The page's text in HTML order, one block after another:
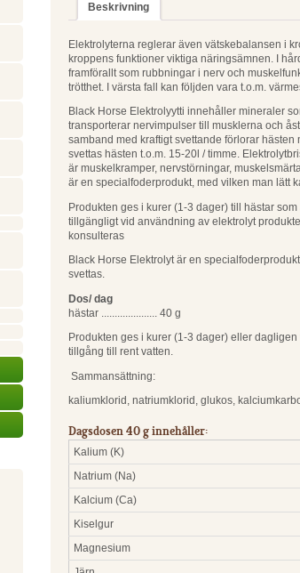
Beskrivning
Elektrolyterna reglerar även vätskebalansen i
kroppens funktioner viktiga näringsämnen. I
framförallt som rubbningar i nerv och
trötthet. I värsta fall kan följden vara t.o.m.
Black Horse Elektrolyytti innehåller mineraler
transporterar nervimpulser till musklerna och
samband med kraftigt svettande förlorar
svettas hästen t.o.m. 15-20l / timme.
är muskelkramper, nervstörningar,
är en specialfoderprodukt, med vilken man lätt
Produkten ges i kurer (1-3 dager) till hästar
tillgängligt vid användning av elektrolyt
konsulteras
Black Horse Elektrolyt är en
svettas.
Dos/ dag
hästar ..................... 40 g
Produkten ges i kurer (1-3 dager) eller
tillgång till rent vatten.
Sammansättning:
kaliumklorid, natriumklorid, glukos,
Dagsdosen 40 g innehåller:
Kalium (K)
Natrium (Na)
Kalcium (Ca)
Kiselgur
Magnesium